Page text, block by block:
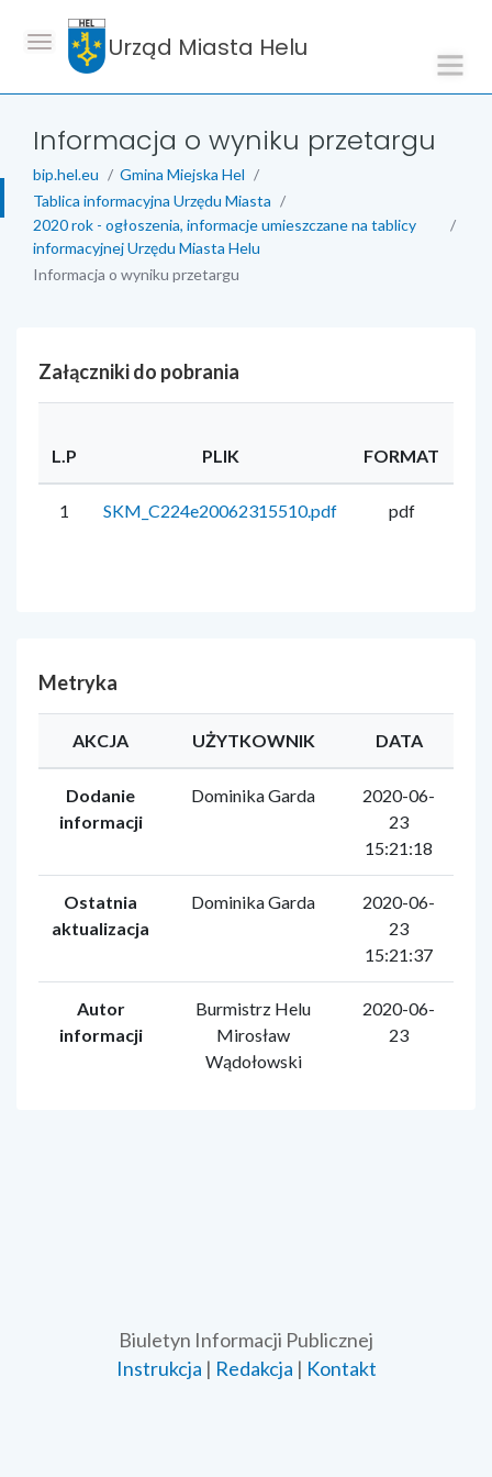
Urząd Miasta Helu
Informacja o wyniku przetargu
bip.hel.eu
Gmina Miejska Hel
Tablica informacyjna Urzędu Miasta
2020 rok - ogłoszenia, informacje umieszczane na tablicy
informacyjnej Urzędu Miasta Helu
Informacja o wyniku przetargu
Załączniki do pobrania
L.P PLIK FORMAT
1 SKM_C224e20062315510.pdf pdf
Metryka
AKCJA UŻYTKOWNIK DATA
Dodanie
informacji
Dominika Garda
2020-06-
23
15:21:18
Ostatnia
aktualizacja
Dominika Garda
2020-06-
23
15:21:37
Autor
informacji
Burmistrz Helu
Mirosław
Wądołowski
2020-06-
23
Biuletyn Informacji Publicznej
Instrukcja | Redakcja | Kontakt